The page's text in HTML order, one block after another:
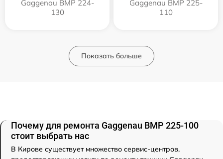
Gaggenau BMP 224-
130
Gaggenau BMP 225-
110
Показать больше
Почему для ремонта Gaggenau BMP 225-100
стоит выбрать нас
В Кирове существует множество сервис-центров,